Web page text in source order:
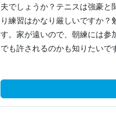
夫でしょうか？テニスは強豪と
り練習はかなり厳しいですか？
す。家が遠いので、朝練には参
でも許されるのかも知りたいで